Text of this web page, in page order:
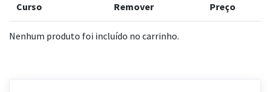
Curso Remover Preço
Nenhum produto foi incluído no carrinho.